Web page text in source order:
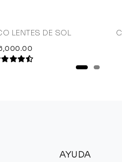
LENTES DE SOL
AYUDA